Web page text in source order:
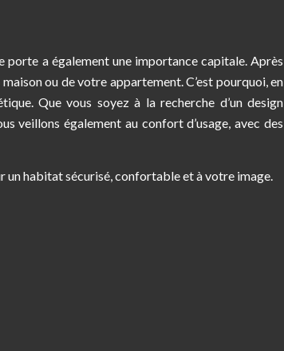
porte a également une importance capitale. Après
ou de votre appartement. C’est pourquoi, en
Que vous soyez à la recherche d’un design
veillons également au confort d’usage, avec des
un habitat sécurisé, confortable et à votre image.